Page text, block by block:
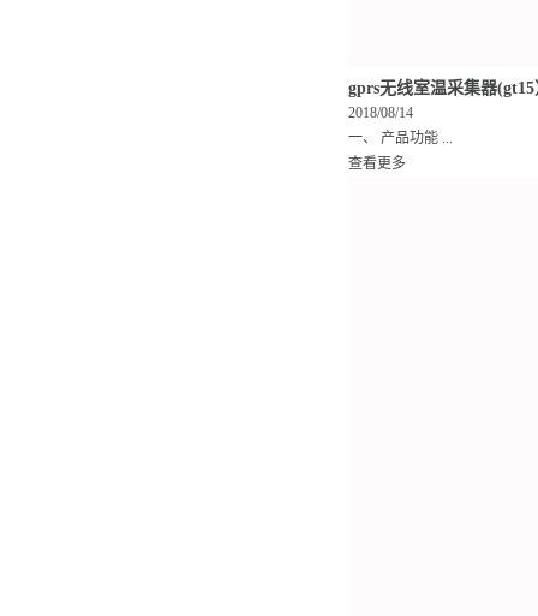
gprs无线室温采集器(gt15
2018/08/14
一、 产品功能 ...
查看更多